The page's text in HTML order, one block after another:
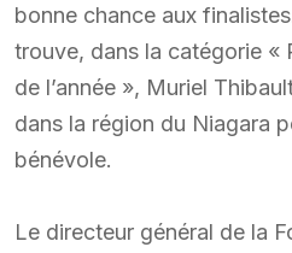
bonne chance aux
trouve, dans la catégorie «
de l’année », Muriel
dans la région du Niagara
bénévole.
Le directeur général de la